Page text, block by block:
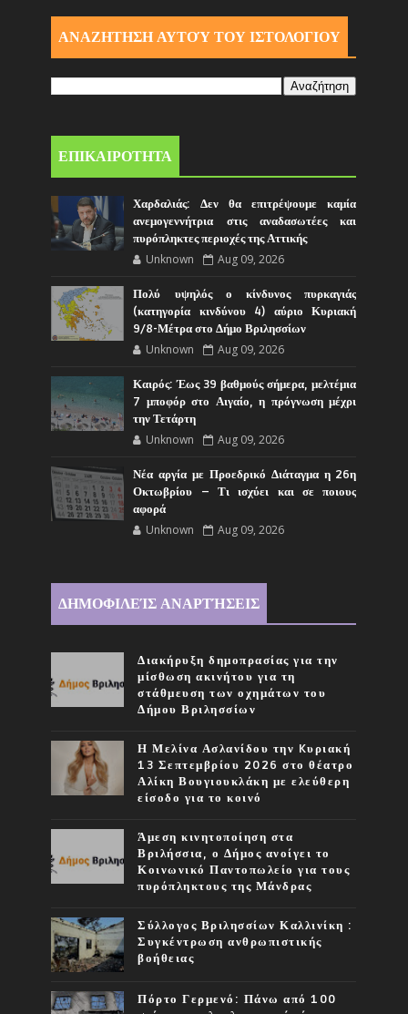
ΑΝΑΖΗΤΗΣΗ ΑΥΤΟΎ ΤΟΥ ΙΣΤΟΛΟΓΙΟΥ
ΕΠΙΚΑΙΡΟΤΗΤΑ
Χαρδαλιάς: Δεν θα επιτρέψουμε καμία
ανεμογεννήτρια στις αναδασωτέες και
πυρόπληκτες περιοχές της Αττικής
Unknown Aug 09, 2026
Πολύ υψηλός ο κίνδυνος πυρκαγιάς
(κατηγορία κινδύνου 4) αύριο Κυριακή
9/8-Μέτρα στο Δήμο Βριλησσίων
Unknown Aug 09, 2026
Καιρός: Έως 39 βαθμούς σήμερα, μελτέμια
7 μποφόρ στο Αιγαίο, η πρόγνωση μέχρι
την Τετάρτη
Unknown Aug 09, 2026
Νέα αργία με Προεδρικό Διάταγμα η 26η
Οκτωβρίου – Τι ισχύει και σε ποιους
αφορά
Unknown Aug 09, 2026
ΔΗΜΟΦΙΛΕΊΣ ΑΝΑΡΤΉΣΕΙΣ
Διακήρυξη δημοπρασίας για την
μίσθωση ακινήτου για τη
στάθμευση των οχημάτων του
Δήμου Βριλησσίων
Η Μελίνα Ασλανίδου την Kυριακή
13 Σεπτεμβρίου 2026 στο θέατρο
Αλίκη Βουγιουκλάκη με ελεύθερη
είσοδο για το κοινό
Άμεση κινητοποίηση στα
Βριλήσσια, ο Δήμος ανοίγει το
Κοινωνικό Παντοπωλείο για τους
πυρόπληκτους της Μάνδρας
Σύλλογος Βριλησσίων Καλλινίκη :
Συγκέντρωση ανθρωπιστικής
βοήθειας
Πόρτο Γερμενό: Πάνω από 100